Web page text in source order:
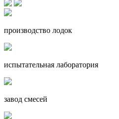
производство лодок
испытательная лаборатория
завод смесей